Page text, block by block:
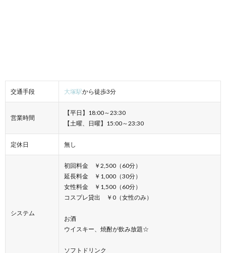
交通手段 大塚駅から徒歩3分
営業時間
【平日】18:00～23:30
【土曜、日曜】15:00～23:30
定休日 無し
システム
初回料金 ￥2,500（60分）
延長料金 ￥1,000（30分）
女性料金 ￥1,500（60分）
コスプレ貸出 ￥0（女性のみ）
お酒
ウイスキー、焼酎が飲み放題☆
ソフトドリンク